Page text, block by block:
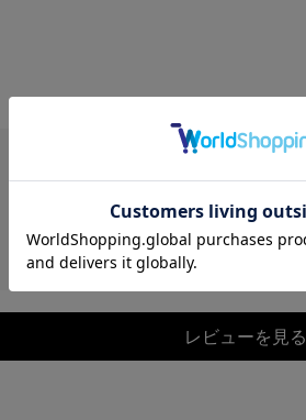
レビュー
レビューを見る